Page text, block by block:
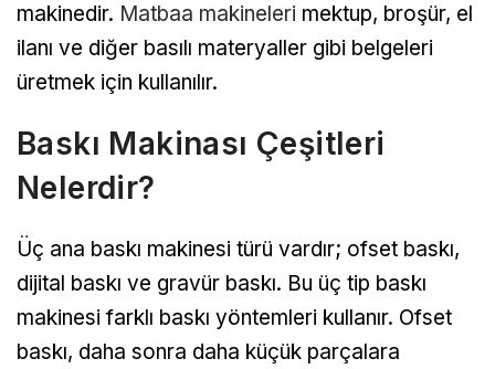
makinedir. Matbaa makineleri mektup, broşür, el
ilanı ve diğer basılı materyaller gibi belgeleri
üretmek için kullanılır.
Baskı Makinası Çeşitleri
Nelerdir?
Üç ana baskı makinesi türü vardır; ofset baskı,
dijital baskı ve gravür baskı. Bu üç tip baskı
makinesi farklı baskı yöntemleri kullanır. Ofset
baskı, daha sonra daha küçük parçalara